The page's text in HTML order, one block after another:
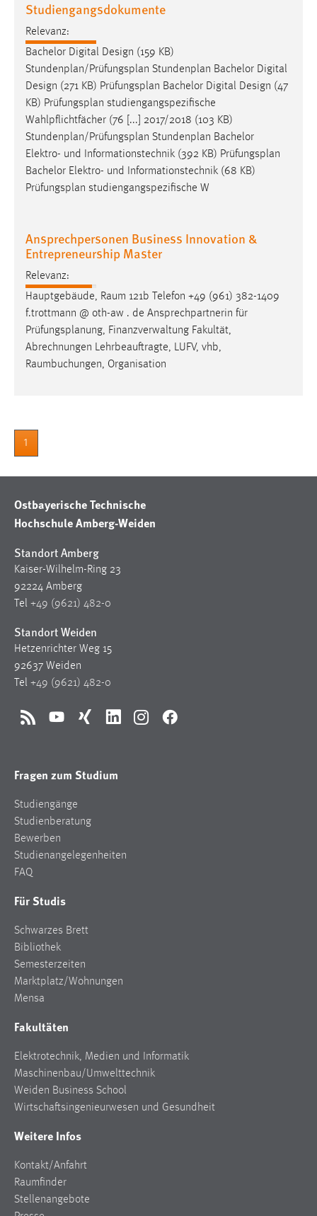
Studiengangsdokumente
Relevanz:
Bachelor Digital Design (159 KB)
Stundenplan/ Prüfungsplan Stundenplan Bachelor Digital
Design (271 KB) Prüfungsplan Bachelor Digital Design (47
KB) Prüfungsplan studiengangspezifische
Wahlpflichtfächer (76 [...] 2017/2018 (103 KB)
Stundenplan/ Prüfungsplan Stundenplan Bachelor
Elektro- und Informationstechnik (392 KB) Prüfungsplan
Bachelor Elektro- und Informationstechnik (68 KB)
Prüfungsplan studiengangspezifische W
Ansprechpersonen Business Innovation &
Entrepreneurship Master
Relevanz:
Hauptgebäude, Raum 121b Telefon +49 (961) 382-1409
f.trottmann @ oth-aw . de Ansprechpartnerin für
Prüfungsplanung, Finanzverwaltung Fakultät,
Abrechnungen Lehrbeauftragte, LUFV, vhb,
Raumbuchungen, Organisation
1
Ostbayerische Technische
Hochschule Amberg-Weiden
Standort Amberg
Kaiser-Wilhelm-Ring 23
92224 Amberg
Tel +49 (9621) 482-0
Standort Weiden
Hetzenrichter Weg 15
92637 Weiden
Tel +49 (9621) 482-0
RSS YouTubeXing LinkedInInstagramFacebook
Fragen zum Studium
Studiengänge
Studienberatung
Bewerben
Studienangelegenheiten
FAQ
Für Studis
Schwarzes Brett
Bibliothek
Semesterzeiten
Marktplatz/Wohnungen
Mensa
Fakultäten
Elektrotechnik, Medien und Informatik
Maschinenbau/Umwelttechnik
Weiden Business School
Wirtschaftsingenieurwesen und Gesundheit
Weitere Infos
Kontakt/Anfahrt
Raumfinder
Stellenangebote
Name:
staticfilecache
Zweck:
Für performante Seitenauslieferung wird in diesem Cookie
gespeichert, ob man eingeloggt ist.
Sprachpräferenz
Name:
site-language-preference
Cookie Laufzeit:
Chat
Name:
MibewSessionID, MIBEW_UserID, mibew_locale, mibew-
chat-frame-style-5e9dbeb1811c0446
Login
Name:
fe_user, be_user, be_lastLoginProvider
Zweck:
Dieser Cookie ist notwendig um sich an der Website
Cookie Laufzeit:
24 Stunden
STATISTIK
unsere Besucher unsere Website nutzen.
Matomo
Name:
_pk_ref, _pk_cvar, _pk_id, _pk_ses
Zugriffsstatistik
Cookie Laufzeit:
MARKETING
Sie tun dies, indem sie Besucher über Websites
hinweg verfolgen.
Google Ads
Name:
Anbieter:
Google Ireland Limited